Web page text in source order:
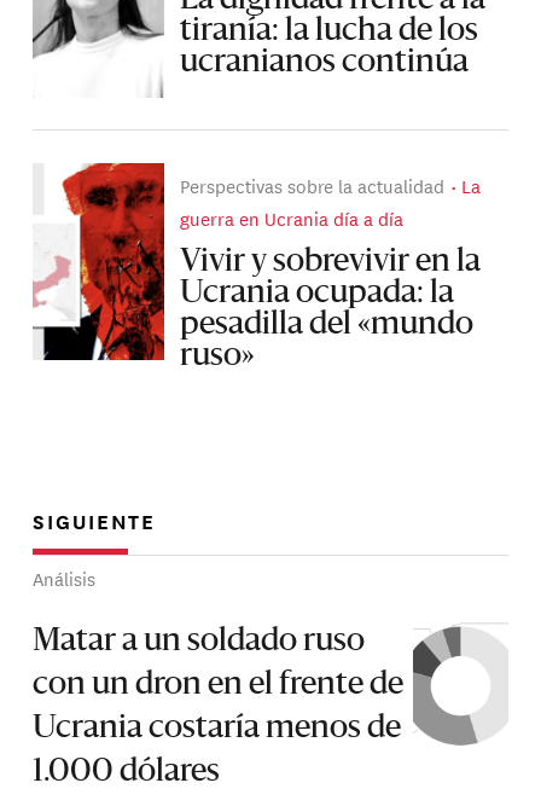
tiranía: la lucha de los
ucranianos continúa
Perspectivas sobre la actualidad
La
guerra en Ucrania día a día
Vivir y sobrevivir en la
Ucrania ocupada: la
pesadilla del «mundo
ruso»
SIGUIENTE
Análisis
Matar a un soldado ruso
con un dron en el frente de
Ucrania costaría menos de
1.000 dólares